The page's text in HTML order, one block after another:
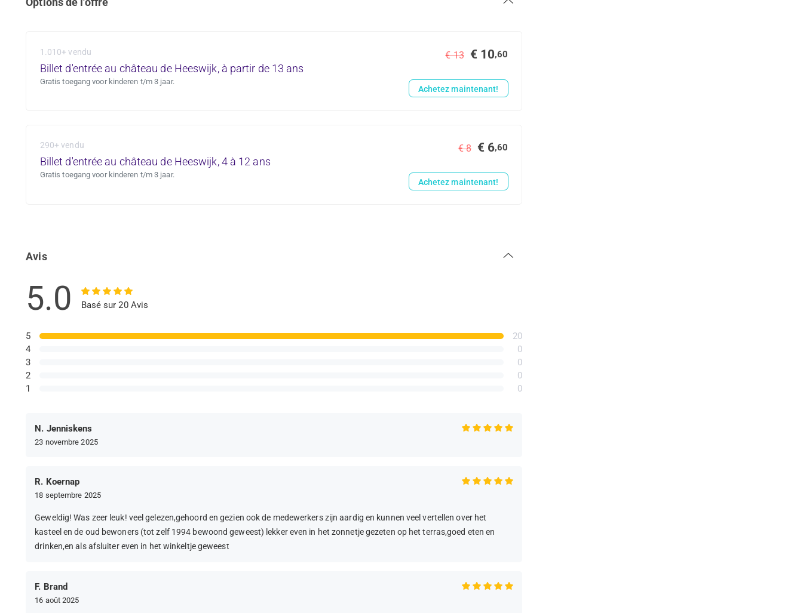
1.010+ vendu
Billet d'entrée au château de Heeswijk, à partir de 13 ans
Gratis toegang voor kinderen t/m 3 jaar.
€ 13 € 10,60
Achetez maintenant!
290+ vendu
Billet d'entrée au château de Heeswijk, 4 à 12 ans
Gratis toegang voor kinderen t/m 3 jaar.
€ 8 € 6,60
Achetez maintenant!
Avis
5.0 Basé sur 20 Avis
5
4
3
2
1
20
0
0
0
0
N. Jenniskens
23 novembre 2025
R. Koernap
18 septembre 2025
Geweldig! Was zeer leuk! veel gelezen,gehoord en gezien ook de medewerkers zijn aardig en kunnen veel vertellen over het
kasteel en de oud bewoners (tot zelf 1994 bewoond geweest) lekker even in het zonnetje gezeten op het terras,goed eten en
drinken,en als afsluiter even in het winkeltje geweest
F. Brand
16 août 2025